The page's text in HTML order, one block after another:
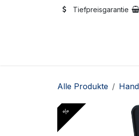
Zum Inhalt springenTiefpreisgarantie
Alle Produkte
%
%